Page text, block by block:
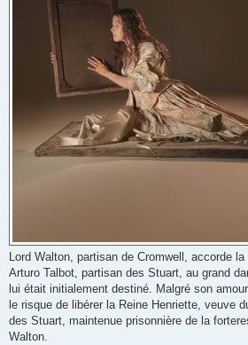
Lord Walton, partisan de Cromwell, accorde
Arturo Talbot, partisan des Stuart, au grand
lui était initialement destiné. Malgré son
le risque de libérer la Reine Henriette, veuve
des Stuart, maintenue prisonnière de la
Walton.